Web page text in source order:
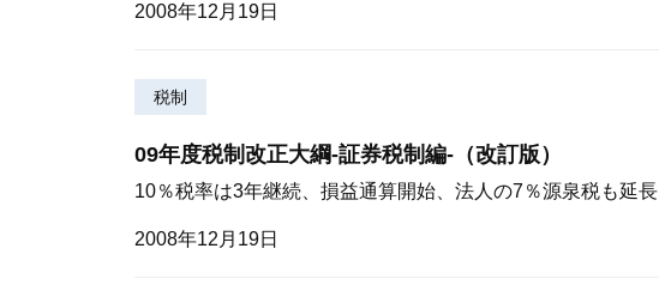
2008年12月19日
税制
09年度税制改正大綱-証券税制編-（改訂版）
10％税率は3年継続、損益通算開始、法人の7％源泉税も延長
2008年12月19日